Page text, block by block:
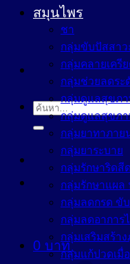
ค้นหา:
0 บาท
สมุนไพร
ชา
กลุ่มขับปัสสาว
กลุ่มคลายเครี
กลุ่มช่วยลดระ
กลุ่มดูแลสุขภา
กลุ่มดูแลสุขภ
กลุ่มยาทาภาย
กลุ่มยาระบาย
กลุ่มรักษาริดสี
กลุ่มรักษาแผล
กลุ่มลดกรด ขั
กลุ่มลดอาการ
กลุ่มเสริมสร้า
กลุ่มแก้ปวดเมื่